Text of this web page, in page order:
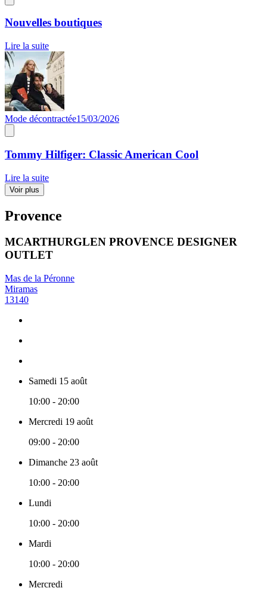
Nouvelles boutiques
Lire la suite
Mode décontractée15/03/2026
Tommy Hilfiger: Classic American Cool
Lire la suite
Voir plus
Provence
MCARTHURGLEN PROVENCE DESIGNER
OUTLET
Mas de la Péronne
Miramas
13140
Samedi 15 août
10:00 - 20:00
Mercredi 19 août
09:00 - 20:00
Dimanche 23 août
10:00 - 20:00
Lundi
10:00 - 20:00
Mardi
10:00 - 20:00
Mercredi